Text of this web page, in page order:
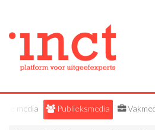
Alle media Publieksmedia